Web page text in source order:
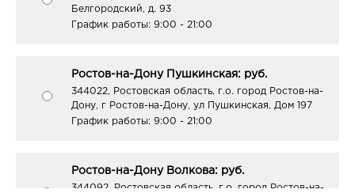
Белгородский, д. 93
График работы: 9:00 - 21:00
Ростов-на-Дону Пушкинская: руб.
344022, Ростовская область, г.о. город Ростов-на-
Дону, г Ростов-на-Дону, ул Пушкинская, Дом 197
График работы: 9:00 - 21:00
Ростов-на-Дону Волкова: руб.
344092, Ростовская область, г.о. город Ростов-на-